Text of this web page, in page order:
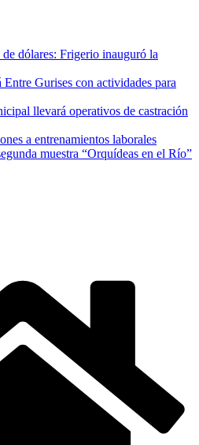
dólares: Frigerio inauguró la
Entre Gurises con actividades para
llevará operativos de castración
a entrenamientos laborales
muestra “Orquídeas en el Río”